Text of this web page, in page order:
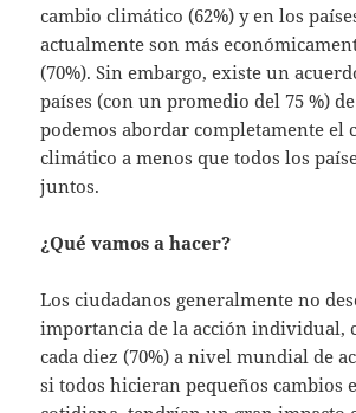
cambio climático (62%) y en los
actualmente son más
(70%). Sin embargo, existe un
países (con un promedio del 75 %)
podemos abordar completamente el
climático a menos que todos los
juntos.
¿Qué vamos a hacer?
Los ciudadanos generalmente no
importancia de la acción individual,
cada diez (70%) a nivel mundial de
si todos hicieran pequeños cambios